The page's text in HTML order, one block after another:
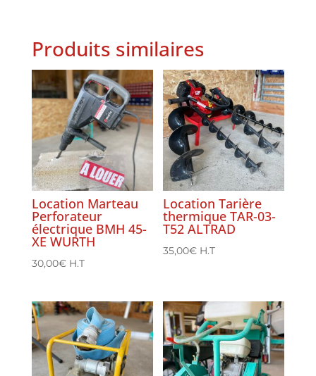
Produits similaires
Location Marteau
Perforateur
électrique BMH 45-
XE WURTH
30,00€ H.T
Location Tarière
thermique TAR-03-
T52 ALTRAD
35,00€ H.T